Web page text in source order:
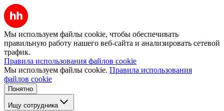
Мы используем файлы cookie, чтобы обеспечивать
правильную работу нашего веб-сайта и анализировать сетевой
трафик.
Правила использования файлов cookie
Мы используем файлы cookie. Правила использования
файлов cookie
Понятно
Ищу сотрудника